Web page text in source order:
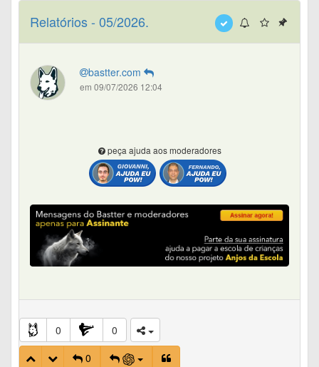
Relatórios - 05/2026.
bastter.com
em 09/07/2026 12:04
peça ajuda aos moderadores
0
0
0